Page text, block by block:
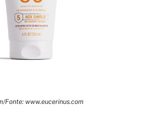
Fonte: www.eucerinus.com